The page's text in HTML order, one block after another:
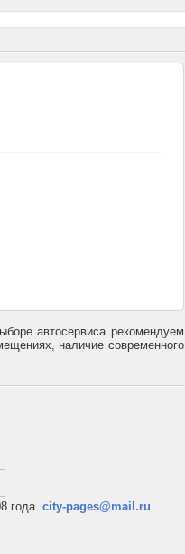
автосервиса рекомендуем
наличие современного
года. city-pages@mail.ru